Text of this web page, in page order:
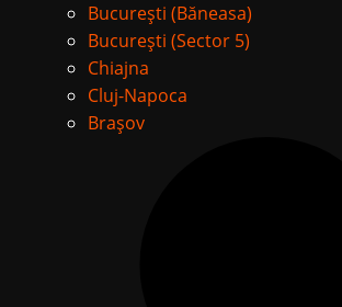
București (Băneasa)
București (Sector 5)
Chiajna
Cluj-Napoca
Brașov